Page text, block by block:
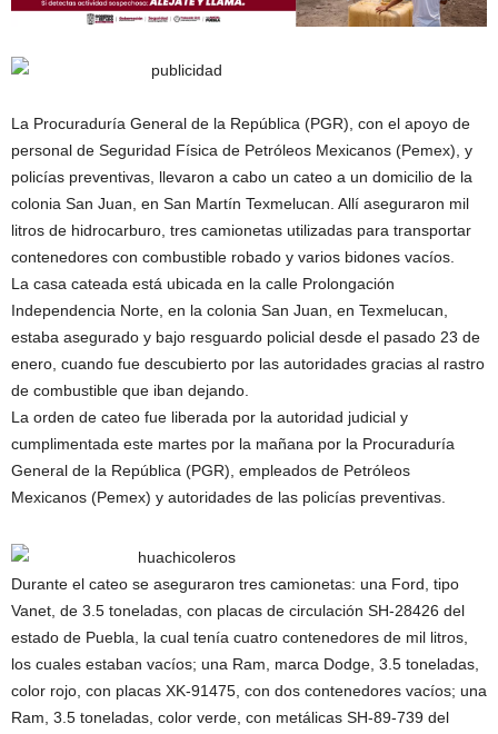
La Procuraduría General de la República (PGR), con el apoyo de
personal de Seguridad Física de Petróleos Mexicanos (Pemex), y
policías preventivas, llevaron a cabo un cateo a un domicilio de la
colonia San Juan, en San Martín Texmelucan. Allí aseguraron mil
litros de hidrocarburo, tres camionetas utilizadas para transportar
contenedores con combustible robado y varios bidones vacíos.
La casa cateada está ubicada en la calle Prolongación
Independencia Norte, en la colonia San Juan, en Texmelucan,
estaba asegurado y bajo resguardo policial desde el pasado 23 de
enero, cuando fue descubierto por las autoridades gracias al rastro
de combustible que iban dejando.
La orden de cateo fue liberada por la autoridad judicial y
cumplimentada este martes por la mañana por la Procuraduría
General de la República (PGR), empleados de Petróleos
Mexicanos (Pemex) y autoridades de las policías preventivas.
Durante el cateo se aseguraron tres camionetas: una Ford, tipo
Vanet, de 3.5 toneladas, con placas de circulación SH-28426 del
estado de Puebla, la cual tenía cuatro contenedores de mil litros,
los cuales estaban vacíos; una Ram, marca Dodge, 3.5 toneladas,
color rojo, con placas XK-91475, con dos contenedores vacíos; una
Ram, 3.5 toneladas, color verde, con metálicas SH-89-739 del